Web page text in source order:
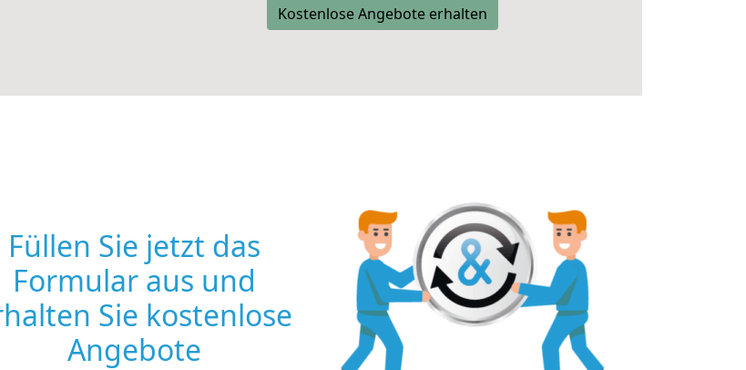
Kostenlose Angebote erhalten
Füllen Sie jetzt das
Formular aus und
Sie kostenlose
Angebote